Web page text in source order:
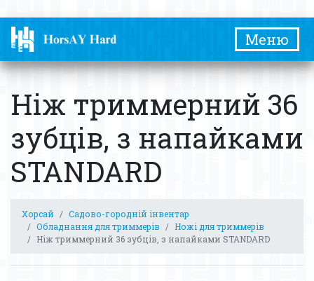
Меню
Ніж триммерний 36
зубців, з напайками
STANDARD
Хорсай
Садово-городній інвентар
Обладнання для триммерів
Ножі для триммерів
Ніж триммерний 36 зубців, з напайками STANDARD